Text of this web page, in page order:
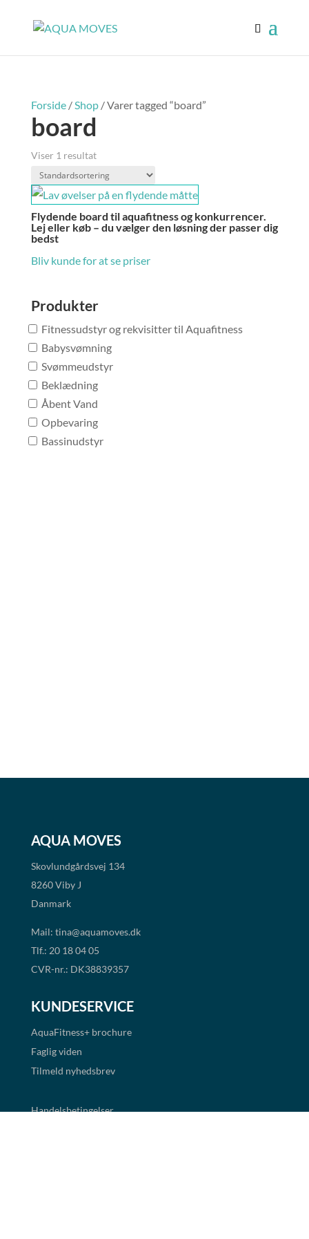
Forside/Shop/ Varer tagged “board”
board
Viser 1 resultat
Flydende board til aquafitness og konkurrencer.
Lej eller køb – du vælger den løsning der passer dig
bedst
Bliv kunde for at se priser
Produkter
Fitnessudstyr og rekvisitter til Aquafitness
Babysvømning
Svømmeudstyr
Beklædning
Åbent Vand
Opbevaring
Bassinudstyr
AQUA MOVES
Skovlundgårdsvej 134
8260 Viby J
Danmark
Mail: tina@aquamoves.dk
Tlf.: 20 18 04 05
CVR-nr.: DK38839357
KUNDESERVICE
AquaFitness+ brochure
Faglig viden
Tilmeld nyhedsbrev
Handelsbetingelser